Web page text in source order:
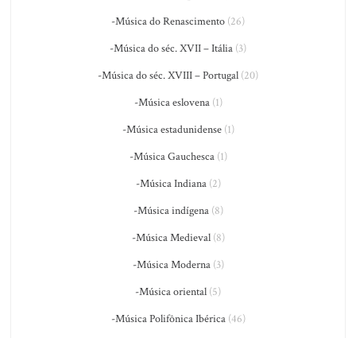
-Música do Renascimento (26)
-Música do séc. XVII – Itália (3)
-Música do séc. XVIII – Portugal (20)
-Música eslovena(1)
-Música estadunidense(1)
-Música Gauchesca(1)
-Música Indiana(2)
-Música indígena(8)
-Música Medieval(8)
-Música Moderna(3)
-Música oriental (5)
-Música Polifônica Ibérica(46)